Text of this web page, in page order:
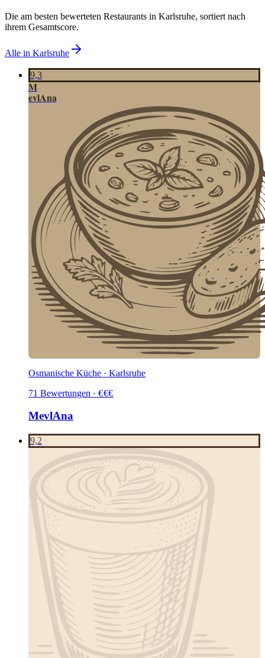
Die am besten bewerteten Restaurants in Karlsruhe, sortiert nach
ihrem Gesamtscore.
Alle in Karlsruhe
9,3
M
evlAna
Osmanische Küche · Karlsruhe
71 Bewertungen · €€€
MevlAna
9,2